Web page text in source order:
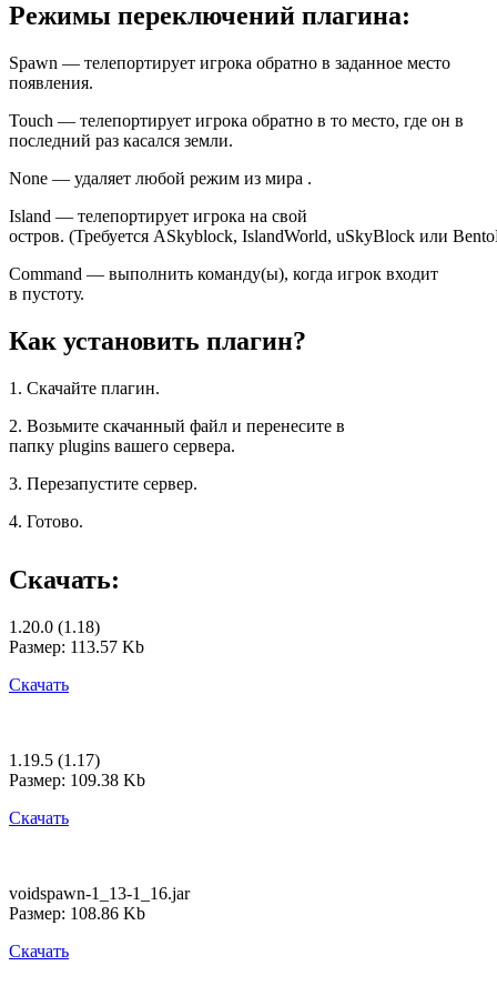
Режимы переключений плагина:
Spawn — телепортирует игрока обратно в заданное место
появления.
Touch — телепортирует игрока обратно в то место, где он в
последний раз касался земли.
None — удаляет любой режим из мира .
Island — телепортирует игрока на свой
остров. (Требуется ASkyblock, IslandWorld, uSkyBlock или
Command — выполнить команду(ы), когда игрок входит
в пустоту.
Как установить плагин?
1. Скачайте плагин.
2. Возьмите скачанный файл и перенесите в
папку plugins вашего сервера.
3. Перезапустите сервер.
4. Готово.
Скачать:
1.20.0 (1.18)
Размер: 113.57 Kb
Скачать
1.19.5 (1.17)
Размер: 109.38 Kb
Скачать
voidspawn-1_13-1_16.jar
Размер: 108.86 Kb
Скачать